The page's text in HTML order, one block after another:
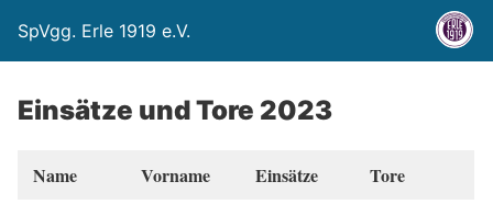
SpVgg. Erle 1919 e.V.
Einsätze und Tore 2023
Name Vorname Einsätze Tore